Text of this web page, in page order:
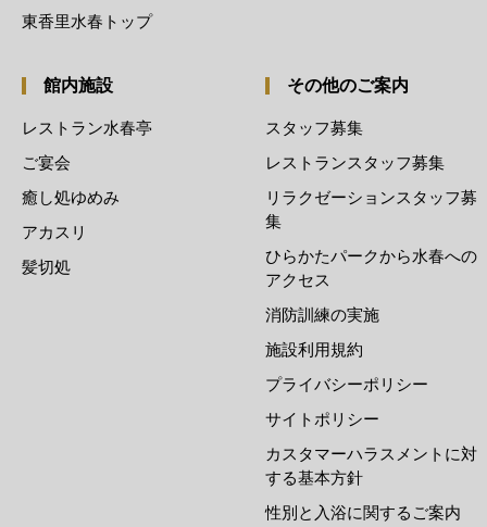
東香里水春トップ
館内施設
レストラン水春亭
ご宴会
癒し処ゆめみ
アカスリ
髪切処
その他のご案内
スタッフ募集
レストランスタッフ募集
リラクゼーションスタッフ募
集
ひらかたパークから水春への
アクセス
消防訓練の実施
施設利用規約
プライバシーポリシー
サイトポリシー
カスタマーハラスメントに対
する基本方針
性別と入浴に関するご案内